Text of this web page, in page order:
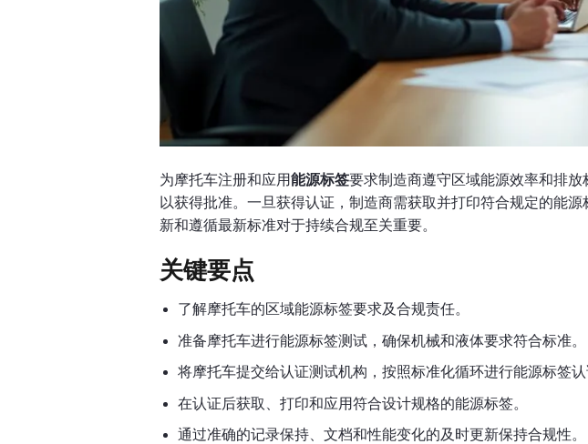
为摩托车注册和应用能源标签要求制造商遵守区域能源效率和排
以获得批准。一旦获得认证，制造商需获取并打印符合规定的能
新和遵循最新标准对于持续合规至关重要。
关键要点
了解摩托车的区域能源标签要求及合规责任。
准备摩托车进行能源标签测试，确保机械和液体要求符合标准。
将摩托车提交给认证测试机构，按照标准化循环进行能源标签认
在认证后获取、打印和应用符合设计规格的能源标签。
通过准确的记录保持、文档和性能变化的及时更新保持合规性。